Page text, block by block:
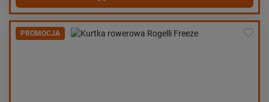
PROMOCJA